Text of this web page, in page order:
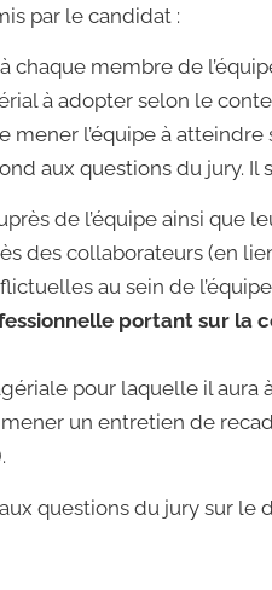
par le candidat :
membre de
à adopter selon le
l’équipe à
aux questions du jury.
de l’équipe ainsi que
des collaborateurs (en
au sein de
portant sur la
pour laquelle il aura
un entretien de
questions du jury sur